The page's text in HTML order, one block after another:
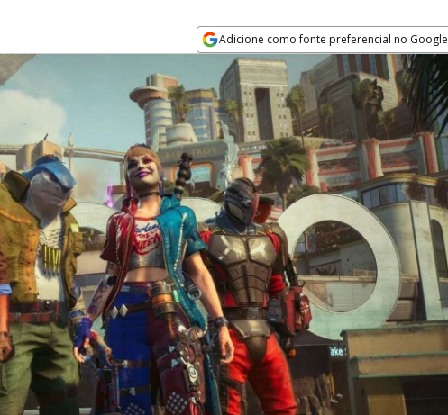
Adicione como fonte preferencial no Google
Opens in new window